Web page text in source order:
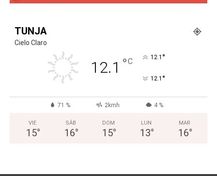
TUNJA
Cielo Claro
12.1 °C 12.1 °
12.1 °
71 % 2kmh 4 %
VIE
15°
SÁB
16°
DOM
15°
LUN
13°
MAR
16°